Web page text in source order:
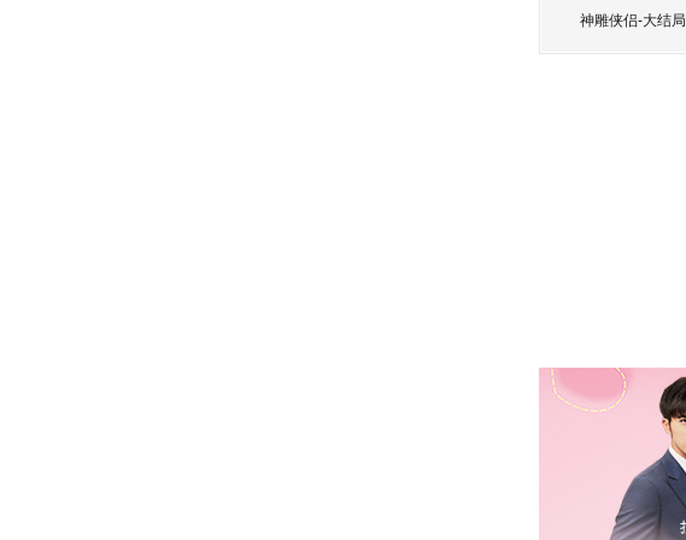
神雕侠侣-大结局